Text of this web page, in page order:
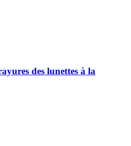
des lunettes à la